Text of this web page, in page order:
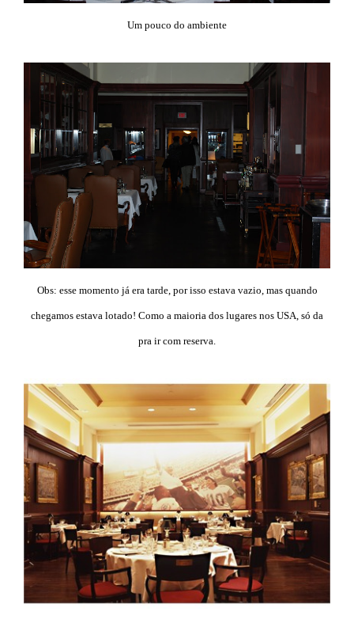
Um pouco do ambiente
Obs: esse momento já era tarde, por isso estava vazio, mas quando
chegamos estava lotado! Como a maioria dos lugares nos USA, só da
pra ir com reserva.